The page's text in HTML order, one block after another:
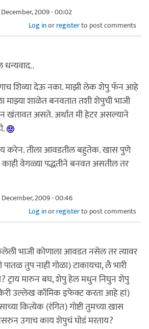
2009 - 00:02
Log inorregisterto post comments
धन्यवाद..
शिव्या देऊ नका. माझी लेक शेपु फॅन आहे
माझ्या शाळेत बनवतात तशी शेपुची भाजी
खंतावत असते. अर्थात मी हेटर असल्याने
करेन. तीला आवडतील बहुतेक. खास पुणे
वेगळ्या पद्धतीने बनवत असतील तर
2009 - 00:46
Log inorregisterto post comments
भाजी कोणाला आवडत नसेल तर त्यावर
तुप नाही गोळा) टाकायचा, लै भारी
ट्राय मारुन बघ, शेपु हेल मधुन निघुन शेपु
उल्लेख कॉमिक इफेक्ट करता आहे हां)
कित्येक (रंगित) गोष्टी तुमच्या खास
उगाच काय शेपुचं घोडं मरताय?